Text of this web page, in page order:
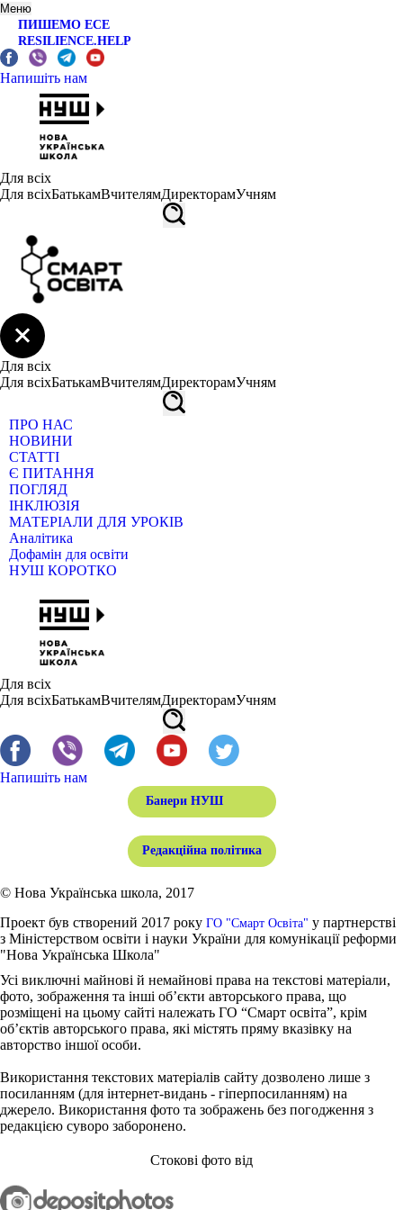
Меню
ПИШЕМО ЕСЕ
RESILIENCE.HELP
Напишіть нам
Для всіх
Для всіхБатькамВчителямДиректорамУчням
Для всіх
Для всіхБатькамВчителямДиректорамУчням
ПРО НАС
НОВИНИ
СТАТТІ
Є ПИТАННЯ
ПОГЛЯД
ІНКЛЮЗІЯ
МАТЕРІАЛИ ДЛЯ УРОКІВ
Аналітика
Дофамін для освіти
НУШ КОРОТКО
Для всіх
Для всіхБатькамВчителямДиректорамУчням
Напишіть нам
Банери НУШ
Редакційна політика
© Нова Українська школа, 2017
Проект був створений 2017 року ГО "Смарт Освіта" у партнерстві
з Міністерством освіти і науки України для комунікації реформи
"Нова Українська Школа"
Усі виключні майнові й немайнові права на текстові матеріали,
фото, зображення та інші об’єкти авторського права, що
розміщені на цьому сайті належать ГО “Смарт освіта”, крім
об’єктів авторського права, які містять пряму вказівку на
авторство іншої особи.
Використання текстових матеріалів сайту дозволено лише з
посиланням (для інтернет-видань - гіперпосиланням) на
джерело. Використання фото та зображень без погодження з
редакцією суворо заборонено.
Стокові фото від